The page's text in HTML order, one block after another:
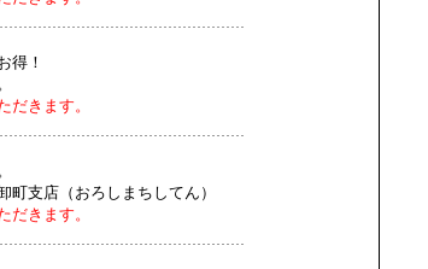
得！
きます。
支店（おろしまちしてん）
きます。